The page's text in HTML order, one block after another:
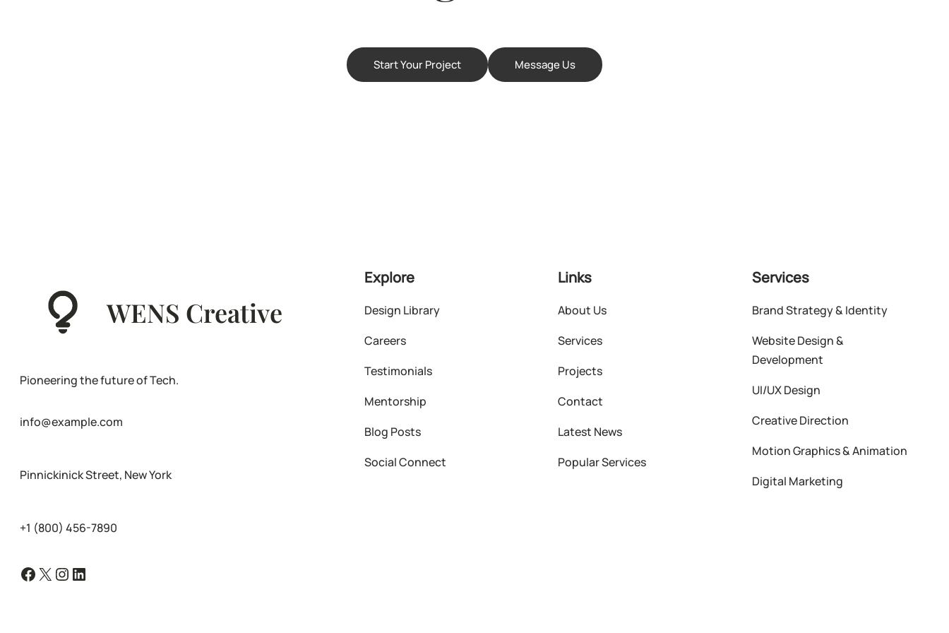
Start Your Project Message Us
WENS Creative
Pioneering the future of Tech.
info@example.com
Pinnickinick Street, New York
+1 (800) 456-7890
Facebook X Instagram LinkedIn
Explore
Design Library
Careers
Testimonials
Mentorship
Blog Posts
Social Connect
Links
About Us
Services
Projects
Contact
Latest News
Popular Services
Services
Brand Strategy & Identity
Website Design &
Development
UI/UX Design
Creative Direction
Motion Graphics & Animation
Digital Marketing